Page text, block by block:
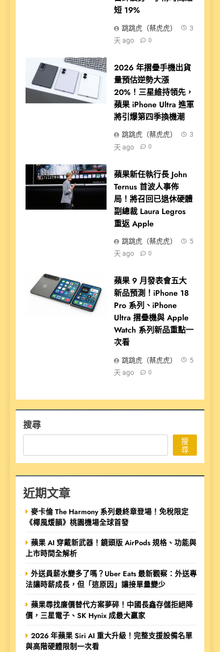
短 19%
跳跳虎（蔡虎虎）
3
天 ago
0
2026 年摺疊手機出貨
量預估逆勢大漲
20%！三星維持領先，
蘋果 iPhone Ultra 進軍
將引爆第四季換機潮
跳跳虎（蔡虎虎）
3
天 ago
0
蘋果新任執行長 John
Ternus 首波人事佈
局！將召回已退休硬體
副總裁 Laura Legros
重返 Apple
跳跳虎（蔡虎虎）
5
天 ago
0
蘋果 9 月發表會五大
新品預測！iPhone 18
Pro 系列、iPhone
Ultra 摺疊機與 Apple
Watch 系列新品重點一
次看
跳跳虎（蔡虎虎）
5
天 ago
0
搜尋
搜
尋
近期文章
麥卡倫 The Harmony 系列最終章登場！免稅限定
《椰風煖韻》桃園機場全球首發
蘋果 AI 穿戴新武器！鏡頭版 AirPods 規格、功能與
上市時間全解析
外送員薪水變多了嗎？Uber Eats 最新觀察：外送專
法讓時薪成長，但「這原因」讓接單量變少
蘋果尋找廉價替代方案夢碎！中國長鑫存儲拒絕降
價，三星電子、SK Hynix 成最大贏家
2026 年蘋果 Siri AI 重大升級！完整支援設備名單
與高階硬體限制一次看